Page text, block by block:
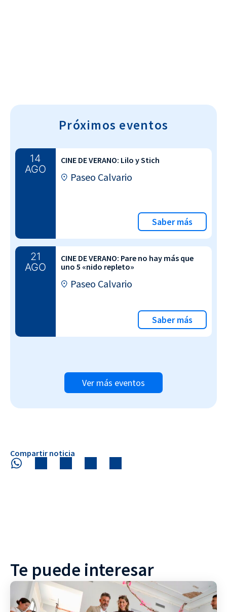
Próximos eventos
14
AGO
CINE DE VERANO: Lilo y Stich
Paseo Calvario
Saber más
21
AGO
CINE DE VERANO: Pare no hay más que
uno 5 «nido repleto»
Paseo Calvario
Saber más
Ver más eventos
Compartir noticia
Te puede interesar